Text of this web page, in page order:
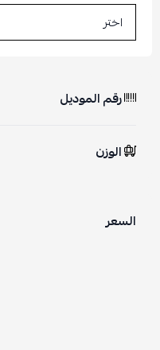
رقم الموديل
الوزن
السعر